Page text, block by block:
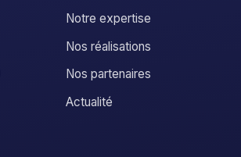
Notre expertise
Nos réalisations
Nos partenaires
Actualité